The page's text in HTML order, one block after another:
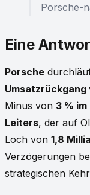
Porsche-
Eine
Porsche
Umsatzrückgang
Minus von 3 %
Leiters, der auf
Loch von 1,8
Verzögerungen
strategischen